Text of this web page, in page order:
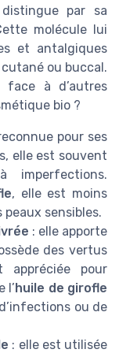
par sa
molécule lui
et antalgiques
cutané ou buccal.
face à d’autres
bio ?
pour ses
elle est souvent
imperfections.
, elle est moins
sensibles.
: elle apporte
des vertus
appréciée pour
l’huile de girofle
ou de
: elle est utilisée